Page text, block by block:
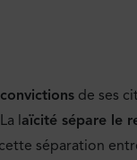
de ses
laïcité sépare le
séparation